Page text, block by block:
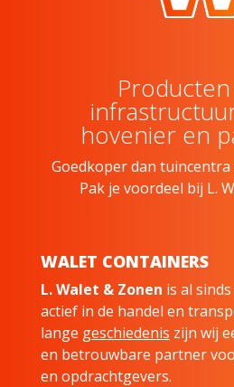
hovenier en
Goedkoper dan
Pak je voordeel bij L.
WALET CONTAINERS
L. Walet & Zonen is al
actief in de handel en
lange geschiedenis zijn wij
en betrouwbare partner
en opdrachtgevers.